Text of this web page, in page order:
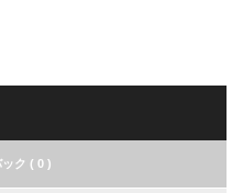
ック ( 0 )